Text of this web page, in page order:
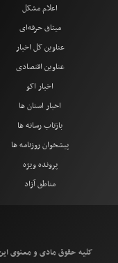
اعلام مشکل
میثاق حرفه‌ای
عناوین کل اخبار
عناوین اقتصادی
اخبار اکو
اخبار استان ها
بازتاب رسانه ها
پیشخوان روزنامه ها
پرونده ویژه
مناطق آزاد
کلیه حقوق مادی و معنوی